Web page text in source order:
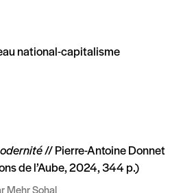
national-capitalisme
// Pierre-Antoine Donnet
de l’Aube, 2024, 344 p.)